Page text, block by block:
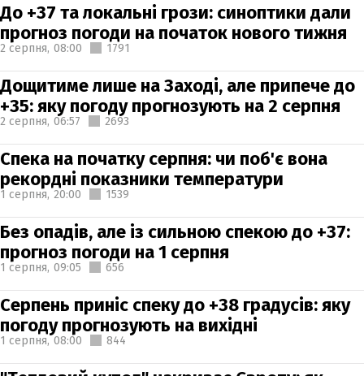
До +37 та локальні грози: синоптики дали
прогноз погоди на початок нового тижня
2 серпня, 08:00 1791
Дощитиме лише на Заході, але припече до
+35: яку погоду прогнозують на 2 серпня
2 серпня, 06:57 2693
Спека на початку серпня: чи поб'є вона
рекордні показники температури
1 серпня, 20:00 1539
Без опадів, але із сильною спекою до +37:
прогноз погоди на 1 серпня
1 серпня, 09:05 656
Серпень приніс спеку до +38 градусів: яку
погоду прогнозують на вихідні
1 серпня, 08:00 844